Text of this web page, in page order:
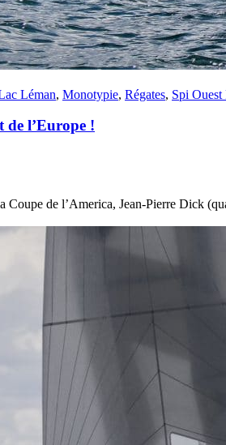
Léman, Monotypie, Régates, Spi Ouest
de l’Europe !
Coupe de l’America, Jean-Pierre Dick